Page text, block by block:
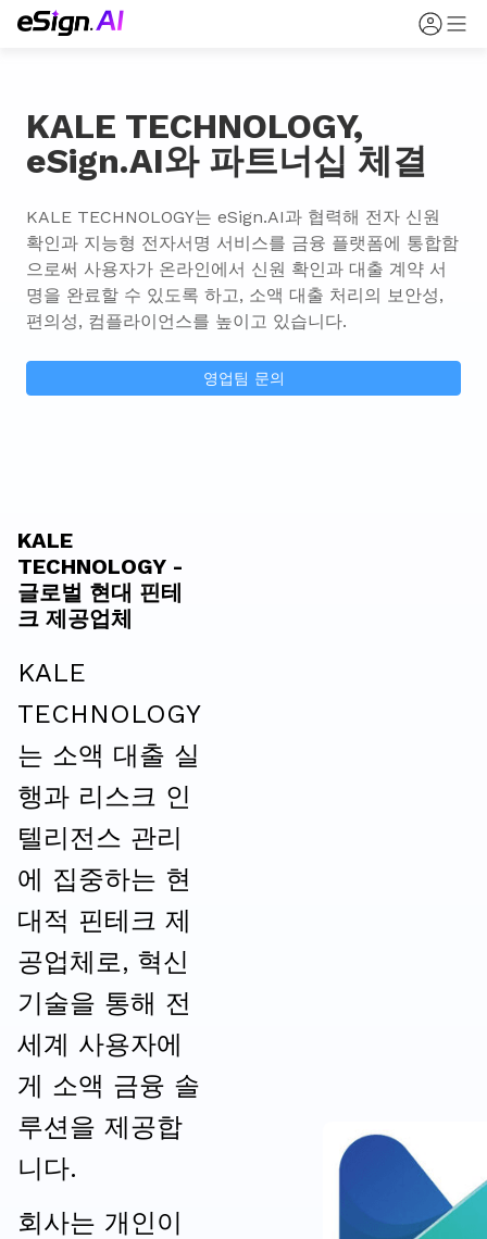
KALE TECHNOLOGY,
eSign.AI와 파트너십 체결
KALE TECHNOLOGY는 eSign.AI과 협력해 전자 신원
확인과 지능형 전자서명 서비스를 금융 플랫폼에 통합함
으로써 사용자가 온라인에서 신원 확인과 대출 계약 서
명을 완료할 수 있도록 하고, 소액 대출 처리의 보안성,
편의성, 컴플라이언스를 높이고 있습니다.
영업팀 문의
KALE
TECHNOLOGY -
글로벌 현대 핀테
크 제공업체
KALE
TECHNOLOGY
는 소액 대출 실
행과 리스크 인
텔리전스 관리
에 집중하는 현
대적 핀테크 제
공업체로, 혁신
기술을 통해 전
세계 사용자에
게 소액 금융 솔
루션을 제공합
니다.
회사는 개인이